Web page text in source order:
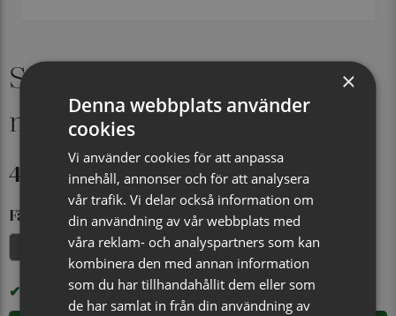
Sidenfluga, mönstrad
marin/brun
449 kr
Färg
Marinblå/brun Marinblå/jeansblå Marinblå/beige
I LAGER
×
Denna webbplats använder
cookies
Vi använder cookies för att anpassa
innehåll, annonser och för att analysera
vår trafik. Vi delar också information om
din användning av vår webbplats med
våra reklam- och analyspartners som kan
kombinera den med annan information
som du har tillhandahållit dem eller som
de har samlat in från din användning av